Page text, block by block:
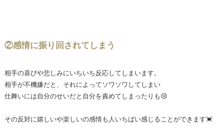
②感情に振り回されてしまう
相手の喜びや悲しみにいちいち反応してしまいます。
相手が不機嫌だと、それによってソワソワしてしまい
仕舞いには自分のせいだと自分を責めてしまったりも😢
その反対に嬉しいや楽しいの感情も人いちばい感じることができます💓